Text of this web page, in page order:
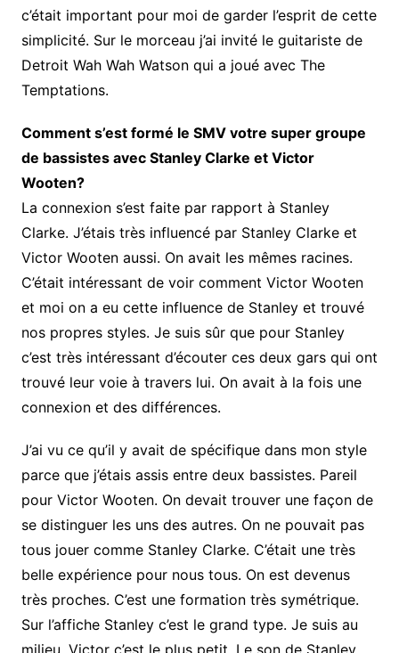
c’était important pour moi de garder l’esprit de cette
simplicité. Sur le morceau j’ai invité le guitariste de
Detroit Wah Wah Watson qui a joué avec The
Temptations.
Comment s’est formé le SMV votre super groupe
de bassistes avec Stanley Clarke et Victor
Wooten?
La connexion s’est faite par rapport à Stanley
Clarke. J’étais très influencé par Stanley Clarke et
Victor Wooten aussi. On avait les mêmes racines.
C’était intéressant de voir comment Victor Wooten
et moi on a eu cette influence de Stanley et trouvé
nos propres styles. Je suis sûr que pour Stanley
c’est très intéressant d’écouter ces deux gars qui ont
trouvé leur voie à travers lui. On avait à la fois une
connexion et des différences.
J’ai vu ce qu’il y avait de spécifique dans mon style
parce que j’étais assis entre deux bassistes. Pareil
pour Victor Wooten. On devait trouver une façon de
se distinguer les uns des autres. On ne pouvait pas
tous jouer comme Stanley Clarke. C’était une très
belle expérience pour nous tous. On est devenus
très proches. C’est une formation très symétrique.
Sur l’affiche Stanley c’est le grand type. Je suis au
milieu. Victor c’est le plus petit. Le son de Stanley